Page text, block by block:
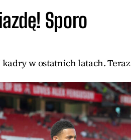
Sporo
w ostatnich latach. Teraz